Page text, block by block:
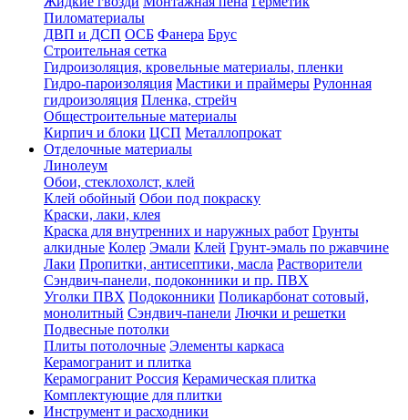
Пиломатериалы
ДВП и ДСП ОСБ Фанера Брус
Строительная сетка
Гидроизоляция, кровельные материалы, пленки
Гидро-пароизоляция Мастики и праймеры Рулонная
гидроизоляция Пленка, стрейч
Общестроительные материалы
Кирпич и блоки ЦСП Металлопрокат
Отделочные материалы
Линолеум
Обои, стеклохолст, клей
Клей обойный Обои под покраску
Краски, лаки, клея
Краска для внутренних и наружных работ Грунты
алкидные Колер Эмали Клей Грунт-эмаль по ржавчине
Лаки Пропитки, антисептики, масла Растворители
Сэндвич-панели, подоконники и пр. ПВХ
Уголки ПВХ Подоконники Поликарбонат сотовый,
монолитный Сэндвич-панели Лючки и решетки
Подвесные потолки
Плиты потолочные Элементы каркаса
Керамогранит и плитка
Керамогранит Россия Керамическая плитка
Комплектующие для плитки
Инструмент и расходники